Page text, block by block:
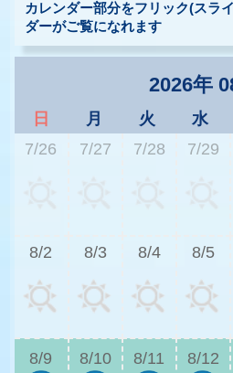
カレンダー部分をフリック(スラ
ダーがご覧になれます
2026年
日 月 火 水
7/26
7/27 7/28 7/29
8/2 8/3 8/4 8/5
8/9 8/10 8/11 8/12